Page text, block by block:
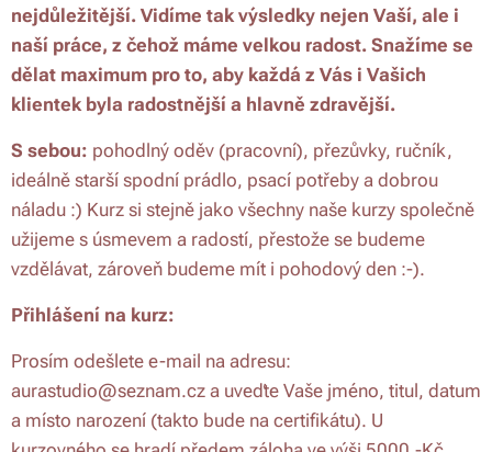
nejdůležitější. Vidíme tak výsledky nejen Vaší, ale i
naší práce, z čehož máme velkou radost. Snažíme se
dělat maximum pro to, aby každá z Vás i Vašich
klientek byla radostnější a hlavně zdravější.
S sebou: pohodlný oděv (pracovní), přezůvky, ručník,
ideálně starší spodní prádlo, psací potřeby a dobrou
náladu :) Kurz si stejně jako všechny naše kurzy společně
užijeme s úsmevem a radostí, přestože se budeme
vzdělávat, zároveň budeme mít i pohodový den :-).
Přihlášení na kurz:
Prosím odešlete e-mail na adresu:
aurastudio@seznam.cz a uveďte Vaše jméno, titul, datum
a místo narození (takto bude na certifikátu). U